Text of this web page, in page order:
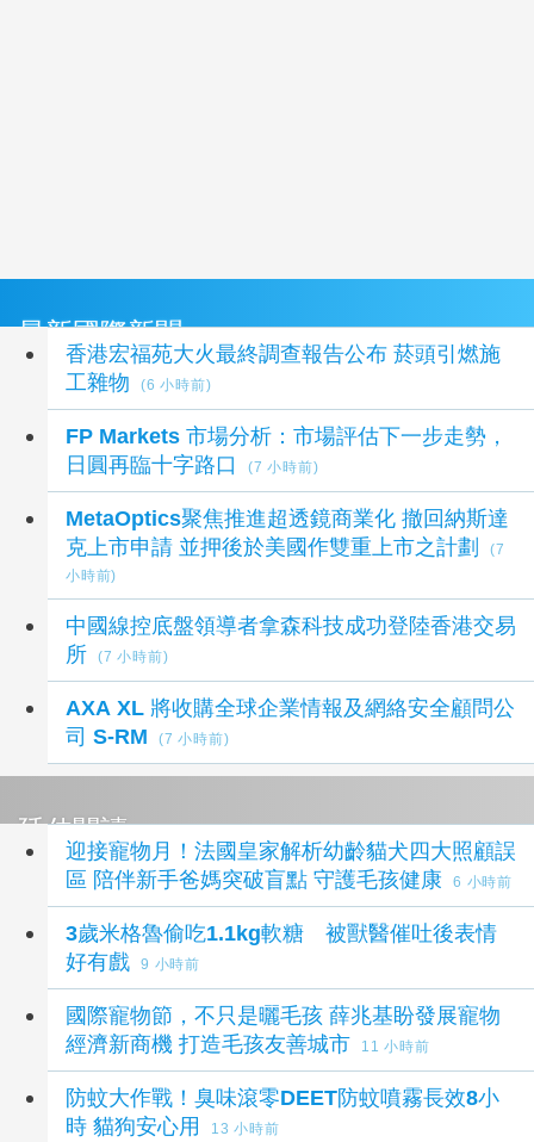
最新國際新聞
香港宏福苑大火最終調查報告公布 菸頭引燃施
工雜物
(6 小時前)
FP Markets 市場分析：市場評估下一步走勢，
日圓再臨十字路口
(7 小時前)
MetaOptics聚焦推進超透鏡商業化 撤回納斯達
克上市申請 並押後於美國作雙重上市之計劃
(7
小時前)
中國線控底盤領導者拿森科技成功登陸香港交易
所
(7 小時前)
AXA XL 將收購全球企業情報及網絡安全顧問公
司 S-RM
(7 小時前)
延伸閱讀
迎接寵物月！法國皇家解析幼齡貓犬四大照顧誤
區 陪伴新手爸媽突破盲點 守護毛孩健康
6 小時前
3歲米格魯偷吃1.1kg軟糖 被獸醫催吐後表情
好有戲
9 小時前
國際寵物節，不只是曬毛孩 薛兆基盼發展寵物
經濟新商機 打造毛孩友善城市
11 小時前
防蚊大作戰！臭味滾零DEET防蚊噴霧長效8小
時 貓狗安心用
13 小時前